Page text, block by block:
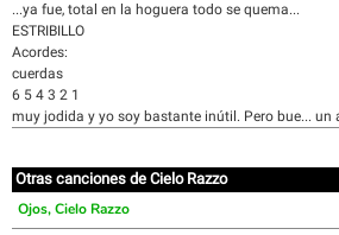
...ya fue, total en la hoguera todo se quema...
ESTRIBILLO
Acordes:
cuerdas
6 5 4 3 2 1
muy jodida y yo soy bastante inútil. Pero bue... un
Otras canciones de Cielo Razzo
Ojos, Cielo Razzo